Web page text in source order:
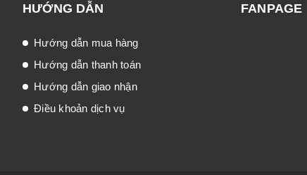
HƯỚNG DẪN
Hướng dẫn mua hàng
Hướng dẫn thanh toán
Hướng dẫn giao nhận
Điều khoản dịch vụ
FANPAGE